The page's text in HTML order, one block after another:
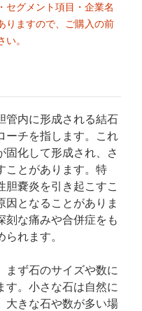
グメント項目・企業名
りますので、ご購入の前
。
管内に形成される結石
ーチを指します。これ
固化して形成され、さ
ことがあります。特
胆嚢炎を引き起こすこ
因となることがありま
刻な痛みや合併症をも
れます。
まず石のサイズや数に
す。小さな石は自然に
大きな石や数が多い場